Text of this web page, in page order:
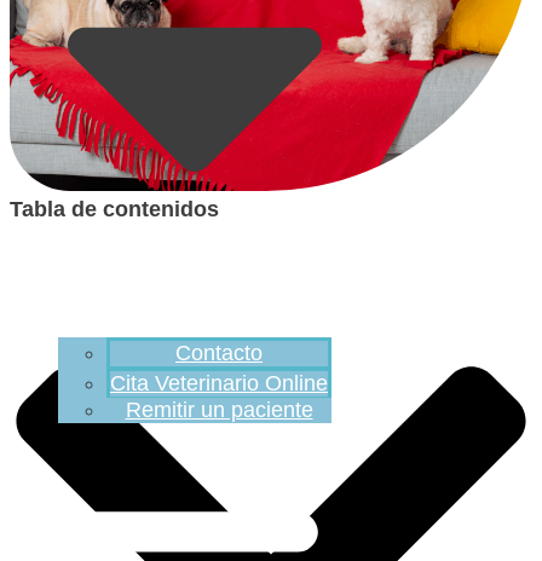
Contacto
Cita Veterinario Online
Remitir un paciente
Tabla de contenidos